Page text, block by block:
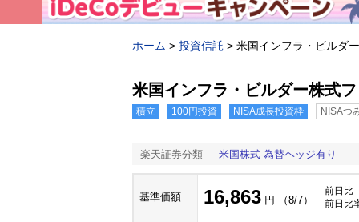
ホーム > 投資信託 > 米国インフラ・ビルダ
米国インフラ・ビルダー株式
積立 100円投資 NISA成長投資枠 NISAつ
楽天証券分類 米国株式-為替ヘッジ有り
基準価額 16,863 円 （8/7）
前日比
前日比